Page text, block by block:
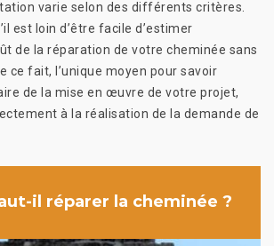
varie selon des différents critères.
est loin d’être facile d’estimer
de la réparation de votre cheminée sans
ce fait, l’unique moyen pour savoir
de la mise en œuvre de votre projet,
à la réalisation de la demande de
il réparer la cheminée ?